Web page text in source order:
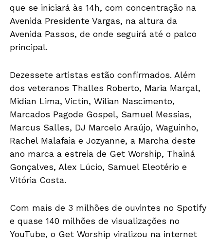
que se iniciará às 14h, com concentração na
Avenida Presidente Vargas, na altura da
Avenida Passos, de onde seguirá até o palco
principal.
Dezessete artistas estão confirmados. Além
dos veteranos Thalles Roberto, Maria Marçal,
Midian Lima, Victin, Wilian Nascimento,
Marcados Pagode Gospel, Samuel Messias,
Marcus Salles, DJ Marcelo Araújo, Waguinho,
Rachel Malafaia e Jozyanne, a Marcha deste
ano marca a estreia de Get Worship, Thainá
Gonçalves, Alex Lúcio, Samuel Eleotério e
Vitória Costa.
Com mais de 3 milhões de ouvintes no Spotify
e quase 140 milhões de visualizações no
YouTube, o Get Worship viralizou na internet